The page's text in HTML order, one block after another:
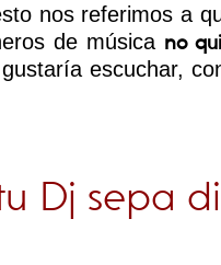
nos referimos a
de música no
escuchar,
Dj sepa